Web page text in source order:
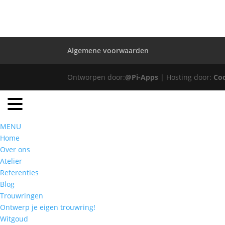
Algemene voorwaarden
Ontworpen door:@Pi-Apps | Hosting door:
MENU
Home
Over ons
Atelier
Referenties
Blog
Trouwringen
Ontwerp je eigen trouwring!
Witgoud